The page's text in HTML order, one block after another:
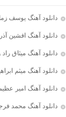
دانلود آهنگ یوسف
دانلود آهنگ افشین
دانلود آهنگ میثاق
دانلود آهنگ میثم
دانلود آهنگ امیر
دانلود آهنگ محمد